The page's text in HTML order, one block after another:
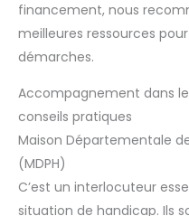
financement, nous
meilleures ressources
démarches.
Accompagnement dans
conseils pratiques
Maison Départementale
(MDPH)
C’est un interlocuteur
situation de handicap. Ils